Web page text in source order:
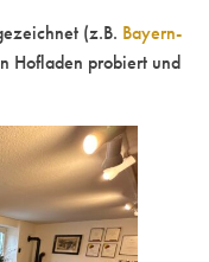
(z.B. Bayern-
Hofladen probiert und